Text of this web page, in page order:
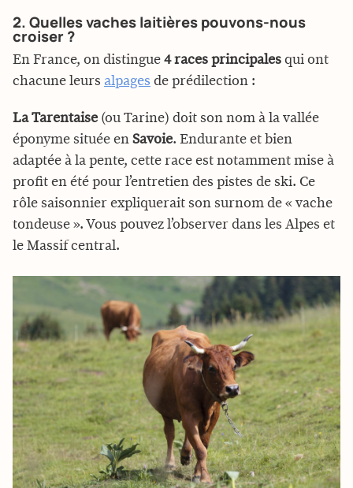
2. Quelles vaches laitières pouvons-nous
croiser ?
En France, on distingue 4 races principales qui ont
chacune leurs alpages de prédilection :
La Tarentaise (ou Tarine) doit son nom à la vallée
éponyme située en Savoie. Endurante et bien
adaptée à la pente, cette race est notamment mise à
profit en été pour l’entretien des pistes de ski. Ce
rôle saisonnier expliquerait son surnom de « vache
tondeuse ». Vous pouvez l’observer dans les Alpes et
le Massif central.